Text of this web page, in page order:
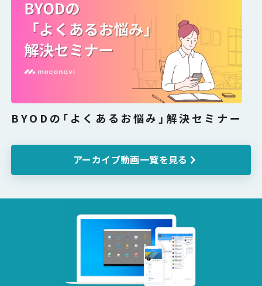
BYODの「よくあるお悩み」解決セミナー
アーカイブ動画一覧を見る